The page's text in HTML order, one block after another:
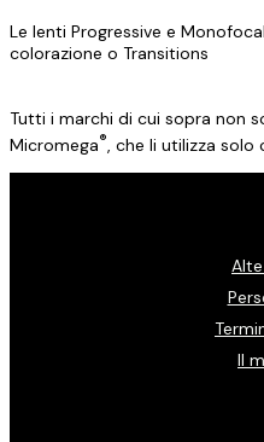
Le lenti Progressive e
colorazione o Transitions
Tutti i marchi di cui sopra non
Micromega® , che li utilizza
Il